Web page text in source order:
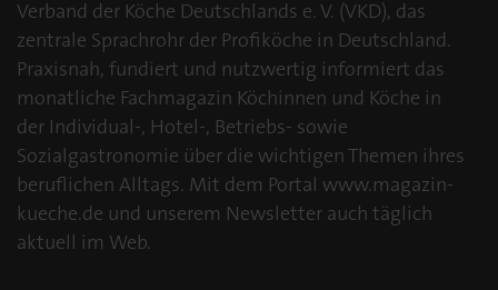
Verband der Köche Deutschlands e. V. (VKD), das
zentrale Sprachrohr der Profiköche in Deutschland.
Praxisnah, fundiert und nutzwertig informiert das
monatliche Fachmagazin Köchinnen und Köche in
der Individual-, Hotel-, Betriebs- sowie
Sozialgastronomie über die wichtigen Themen ihres
beruflichen Alltags. Mit dem Portal www.magazin-
kueche.de und unserem Newsletter auch täglich
aktuell im Web.